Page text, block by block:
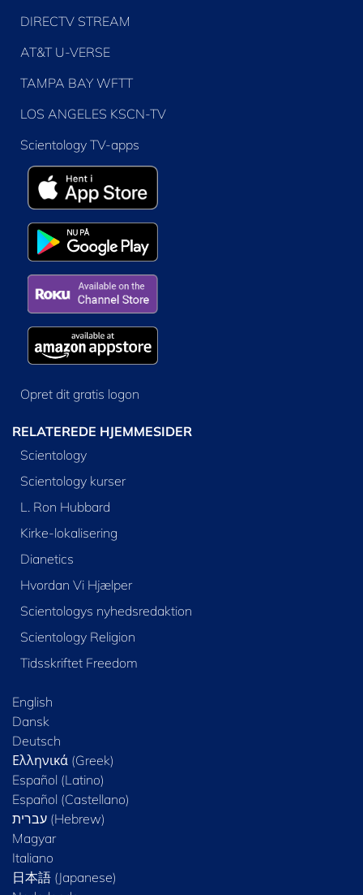
DIRECTV STREAM
AT&T U-VERSE
TAMPA BAY WFTT
LOS ANGELES KSCN-TV
Scientology TV-apps
Opret dit gratis logon
RELATEREDE HJEMMESIDER
Scientology
Scientology kurser
L. Ron Hubbard
Kirke-lokalisering
Dianetics
Hvordan Vi Hjælper
Scientologys nyhedsredaktion
Scientology Religion
Tidsskriftet Freedom
English
Dansk
Deutsch
Ελληνικά (Greek)
Español (Latino)
Español (Castellano)
Magyar
Italiano
日本語 (Japanese)